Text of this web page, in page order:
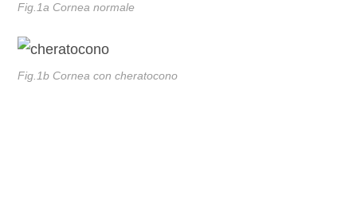
Fig.1a Cornea normale
Fig.1b Cornea con cheratocono